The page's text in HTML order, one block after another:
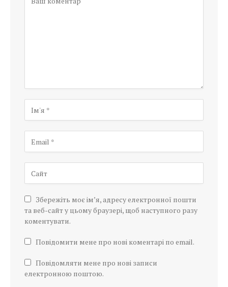
Збережіть моє ім’я, адресу електронної пошти
та веб-сайт у цьому браузері, щоб наступного разу
коментувати.
Повідомити мене про нові коментарі по email.
Повідомляти мене про нові записи
електронною поштою.